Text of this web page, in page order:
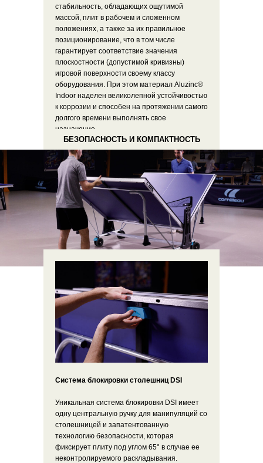
стабильность, обладающих ощутимой
массой, плит в рабочем и сложенном
положениях, а также за их правильное
позиционирование, что в том числе
гарантирует соответствие значения
плоскостности (допустимой кривизны)
игровой поверхности своему классу
оборудования. При этом материал Aluzinc®
Indoor наделен великолепной устойчивостью
к коррозии и способен на протяжении самого
долгого времени выполнять свое
назначение.
БЕЗОПАСНОСТЬ И КОМПАКТНОСТЬ
Система блокировки столешниц DSI
Уникальная система блокировки DSI имеет
одну центральную ручку для манипуляций со
столешницей и запатентованную
технологию безопасности, которая
фиксирует плиту под углом 65° в случае ее
неконтролируемого раскладывания.